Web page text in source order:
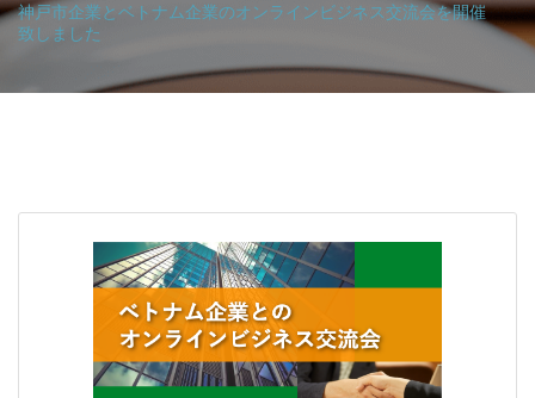
神戸市企業とベトナム企業のオンラインビジネス交流会を開催
致しました